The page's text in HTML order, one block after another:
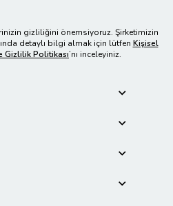
gizliliğini önemsiyoruz. Şirketimizin
detaylı bilgi almak için lütfen Kişisel
Gizlilik Politikası’nı inceleyiniz.